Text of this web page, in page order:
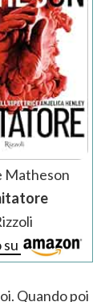
Matheson
su
Quando poi